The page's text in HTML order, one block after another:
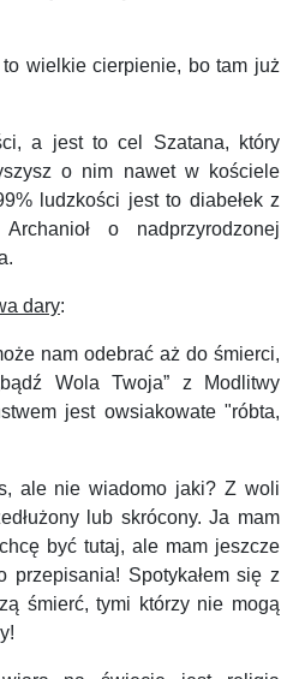
wielkie cierpienie, bo tam już
a jest to cel Szatana, który
o nim nawet w kościele
ludzkości jest to diabełek z
o nadprzyrodzonej
dary:
nam odebrać aż do śmierci,
Wola Twoja” z Modlitwy
jest owsiakowate "róbta,
ale nie wiadomo jaki? Z woli
lub skrócony. Ja mam
być tutaj, ale mam jeszcze
Spotykałem się z
śmierć, tymi którzy nie mogą